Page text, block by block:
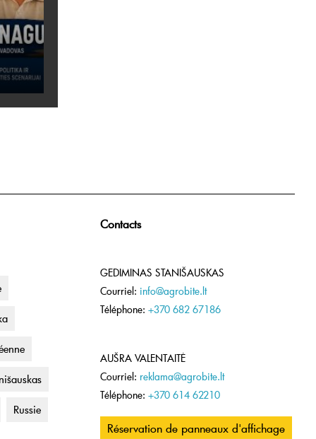
Russie
Contacts
GEDIMINAS STANIŠAUSKAS
Courriel: info@agrobite.lt
Téléphone: +370 682 67186
AUŠRA VALENTAITĖ
Courriel: reklama@agrobite.lt
Téléphone: +370 614 62210
Réservation de panneaux d'affichage